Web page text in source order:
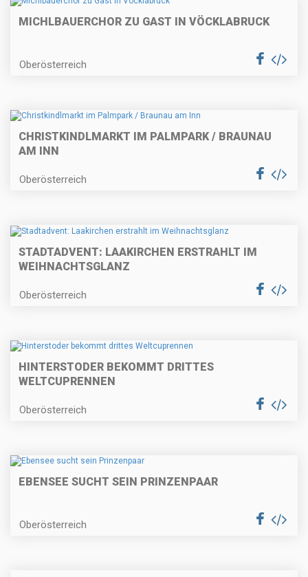
MICHLBAUERCHOR ZU GAST IN VÖCKLABRUCK
Oberösterreich
CHRISTKINDLMARKT IM PALMPARK / BRAUNAU
AM INN
Oberösterreich
STADTADVENT: LAAKIRCHEN ERSTRAHLT IM
WEIHNACHTSGLANZ
Oberösterreich
HINTERSTODER BEKOMMT DRITTES
WELTCUPRENNEN
Oberösterreich
EBENSEE SUCHT SEIN PRINZENPAAR
Oberösterreich